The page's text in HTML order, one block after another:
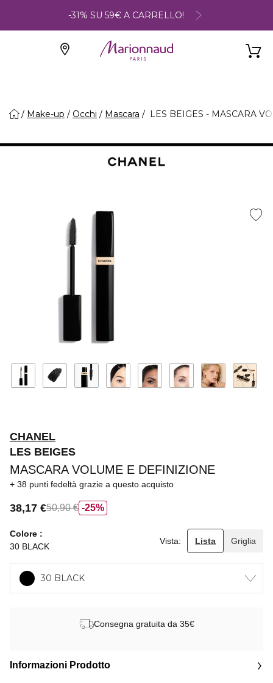
-31% SU 59€ A CARRELLO!
Make-up Occhi Mascara LES BEIGES - MASCARA
CHANEL
LES BEIGES
MASCARA VOLUME E DEFINIZIONE
38 punti fedeltà grazie a questo acquisto
25%
38,17 €50,90 €
Colore
30 BLACK
Vista: Lista Griglia
30 BLACK
Consegna gratuita da 35€
Informazioni Prodotto